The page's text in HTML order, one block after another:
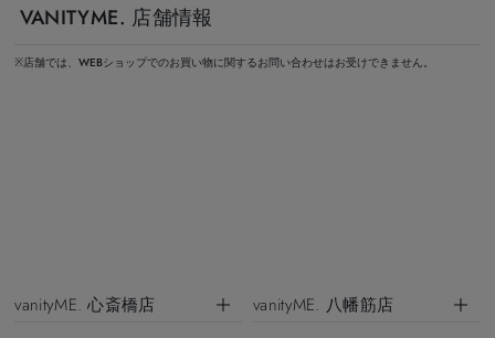
VANITYME. 店舗情報
※店舗では、WEBショップでのお買い物に関するお問い合わせはお受けできません。
vanityME. 心斎橋店 vanityME. 八幡筋店